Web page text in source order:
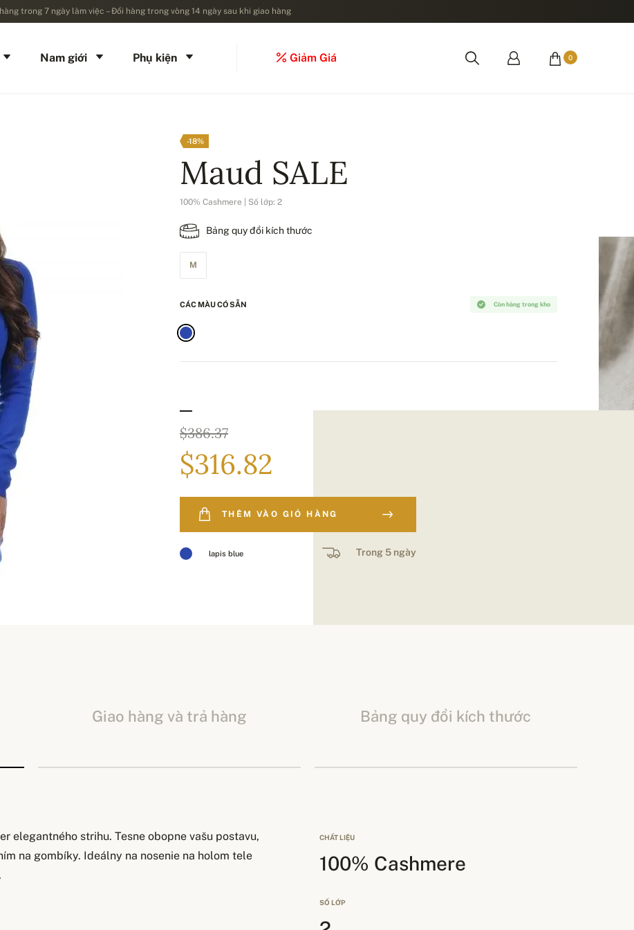
trong 7 ngày làm việc – Đổi hàng trong vòng 14 ngày sau khi giao hàng
Nam giới Phụ kiện Giảm Giá 0
-18%
Maud SALE
100% Cashmere | Số lớp: 2
Bảng quy đổi kích thước
M
Còn hàng trong kho
CÁC MÀU CÓ SẴN
$386.37
$316.82
THÊM VÀO GIỎ HÀNG
lapis blue Trong 5 ngày
Giao hàng và trả hàng Bảng quy đổi kích thước
elegantného strihu. Tesne obopne vašu postavu,
na gombíky. Ideálny na nosenie na holom tele
CHẤT LIỆU
100% Cashmere
SỐ LỚP